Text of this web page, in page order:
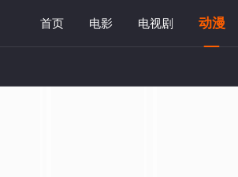
首页 电影 电视剧 动漫